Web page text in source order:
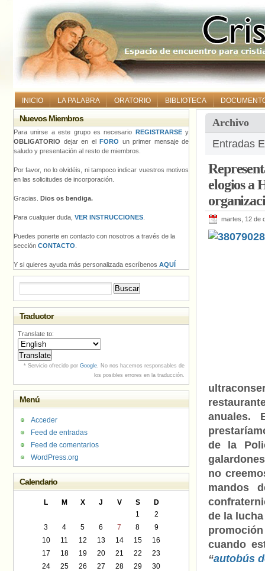
INICIO LA PALABRA ORATORIO BIBLIOTECA
Archivo
Entradas
elogios a
martes, 12 de
anuales.
de la
no
mandos
de la
cuando
“autobús
Nuevos Miembros
Para unirse a este grupo es necesario REGISTRARSEy
OBLIGATORIO dejar en el FORO un primer mensaje de
saludo y presentación al resto de miembros.
Por favor, no lo olvidéis, ni tampoco indicar vuestros motivos
en las solicitudes de incorporación.
Gracias. Dios os bendiga.
Para cualquier duda, VER INSTRUCCIONES
Puedes ponerte en contacto con nosotros a través de la
sección CONTACTO
Y si quieres ayuda más personalizada escríbenos AQUÍ
Traductor
Translate to:
* Servicio ofrecido por Google. No nos hacemos responsables de
los posibles errores en la traducción.
Menú
Acceder
Feed de entradas
Feed de comentarios
WordPress.org
Calendario
L M X J V S
D
1
2
3
4 5 6 7 8
9
10
11 12 13 14 15
16
17
18 19 20 21 22
23
24
25 26 27 28 29
30